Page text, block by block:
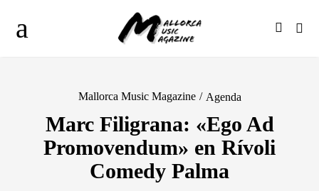
Mallorca Music Magazine / Agenda
Marc Filigrana: «Ego Ad
Promovendum» en Rívoli
Comedy Palma